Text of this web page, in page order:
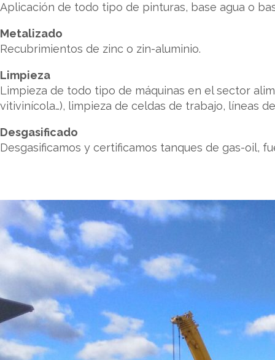
Aplicación de todo tipo de pinturas, base agua o
Metalizado
Recubrimientos de zinc o zin-aluminio.
Limpieza
Limpieza de todo tipo de máquinas en el sector
vitivinícola…), limpieza de celdas de trabajo, líneas
Desgasificado
Desgasificamos y certificamos tanques de gas-oil,